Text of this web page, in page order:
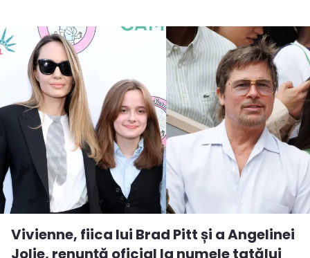
Vivienne, fiica lui Brad Pitt și a Angelinei
Jolie, renunță oficial la numele tatălui